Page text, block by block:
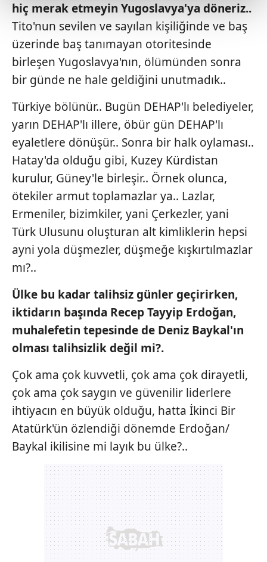
kalemimiz olduğunu sizlere hatırlatmak isteriz.
Her halükârda, kullanıcılar, bu çerezlere izin vermedikleri
takdirde, kullanıcılara hedefli reklamlar
gösterilmeyecektir."
Sizlere daha iyi bir hizmet sunabilmek için İnternet
Sitemizde kendimize ve üçüncü kişilere ait çerezler
kullanılmaktadır. Bu çerezler vasıtasıyla çeşitli kişisel
verileriniz işlenmekte olup gerekli olan çerezler bilgi
toplumu hizmetlerinin sunulması amacıyla
kullanılmaktadır. Diğer çerezler, sitemizin daha işlevsel
kılınması ve kişiselleştirilmesi ve sizlere yönelik
reklam/pazarlama faaliyetlerinin yapılması, amaçlarıyla
sınırlı olarak açık rızanız dahilinde kullanılacaktır.
Çerezlere ilişkin tercihlerinizi aşağıda yer alan panel
vasıtasıyla belirleyebilirsiniz. Çerezlere ilişkin detaylı bilgi
için Ayarlar butonuna tıklayabilir,
Çerez Bilgilendirme
Metnimizi
6698 sayılı Kişisel Verilerin Korunması Kanunu uyarınca
hazırlanmış Aydınlatma Metnimizi okumak ve sitemizde
ilgili mevzuata uygun olarak kullanılan çerezlerle ilgili bilgi
almak için lütfentıklayınız.
hiç meraketmeyin Yugoslavya'ya döneriz..
Tito'nun sevilen ve sayılan kişiliğinde ve baş
üzerinde baş tanımayan otoritesinde
birleşen Yugoslavya'nın, ölümünden sonra
bir günde ne hale geldiğini unutmadık..
Türkiye bölünür.. Bugün DEHAP'lı belediyeler,
yarın DEHAP'lı illere, öbür gün DEHAP'lı
eyaletlere dönüşür.. Sonra bir halk oylaması..
Hatay'da olduğu gibi, Kuzey Kürdistan
kurulur, Güney'le birleşir.. Örnek olunca,
ötekiler armut toplamazlar ya.. Lazlar,
Ermeniler, bizimkiler, yani Çerkezler, yani
Türk Ulusunu oluşturan alt kimliklerin hepsi
ayni yola düşmezler, düşmeğe kışkırtılmazlar
mı?..
Ülke bu kadartalihsizgünlergeçirirken,
iktidarın başında RecepTayyip Erdoğan,
muhalefetin tepesindede Deniz Baykal'ın
olması talihsizlikdeğil mi?.
Çok ama çok kuvvetli, çok ama çok dirayetli,
çok ama çok saygın ve güvenilir liderlere
ihtiyacın en büyük olduğu, hatta İkinci Bir
Atatürk'ün özlendiği dönemde Erdoğan/
Baykal ikilisine mi layık bu ülke?..